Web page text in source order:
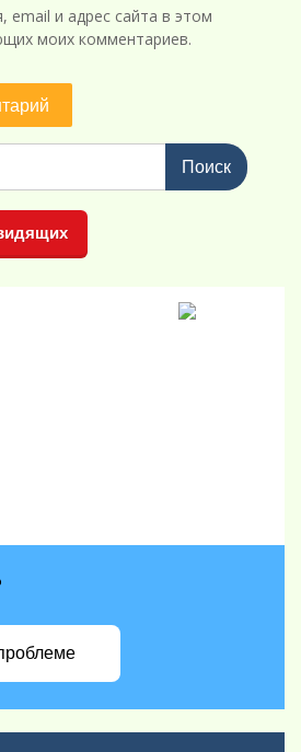
email и адрес сайта в этом
моих комментариев.